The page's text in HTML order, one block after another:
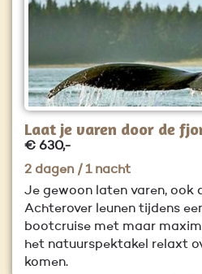
Laat je varen door de
€ 630,-
2 dagen / 1 nacht
Je gewoon laten varen, ook
Achterover leunen tijdens
bootcruise met maar
het natuurspektakel relaxt
komen.